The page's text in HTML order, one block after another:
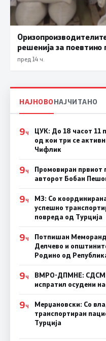
решенија за поевтино
пред 14 ч.
НАЈНОВОНАЈЧИТАНО
9Ч
ЦУК: До 18 часот 11
од кои три се
Чифлик
9Ч
Промовиран првиот
авторот Бобан
9Ч
МЗ: Со
успешно
повреда од Турција
9Ч
Потпишан
Делчево и
Родино од
9Ч
ВМРО-ДПМНЕ: СДСM
испратил осудени
9Ч
Мерџановски: Со
транспортиран
Турција